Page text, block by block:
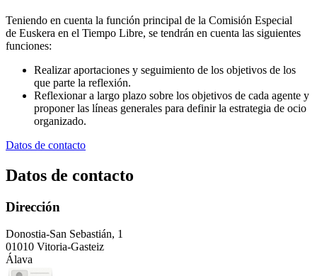
Teniendo en cuenta la función principal de la Comisión Especial
de Euskera en el Tiempo Libre, se tendrán en cuenta las siguientes
funciones:
Realizar aportaciones y seguimiento de los objetivos de los
que parte la reflexión.
Reflexionar a largo plazo sobre los objetivos de cada agente y
proponer las líneas generales para definir la estrategia de ocio
organizado.
Datos de contacto
Datos de contacto
Dirección
Donostia-San Sebastián, 1
01010 Vitoria-Gasteiz
Álava